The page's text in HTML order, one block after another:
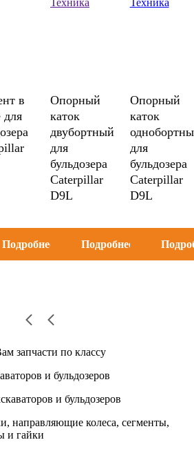
в
для
Подробнее
Опорный
каток
двубортный
для
бульдозера
Caterpillar
D9L
Подробнее
Опорный
каток
для
бульдозера
Caterpillar
D9L
запчасти по классу
и бульдозеров
направляющие колеса, сегменты,
и гайки